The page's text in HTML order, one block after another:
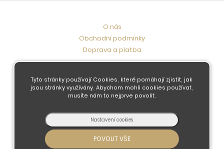
O nás
Obchodní podmínky
Doprava a platba
Kontaktujte nás
© 2026 - Developed by Insions.r.o. & Liberec
Tyto stránky používají Cookies, které pomáhají zjistit, jak
jsou stránky využívány. Abychom mohli cookies používat,
musíte nám to nejprve povolit.